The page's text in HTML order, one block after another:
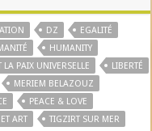
DZ
EGALITÉ
HUMANITY
LA PAIX UNIVERSELLE
LIBERTÉ
MERIEM BELAZOUZ
PEACE & LOVE
ART TIGZIRT SUR MER